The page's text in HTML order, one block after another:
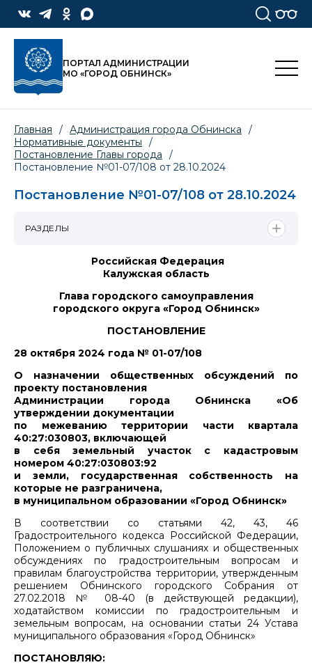
ПОРТАЛ АДМИНИСТРАЦИИ
МО «ГОРОД ОБНИНСК»
Главная / Администрация города Обнинска
/
Нормативные документы
/
Постановление Главы города
/
Постановление №01-07/108 от 28.10.2024
Постановление №01-07/108 от 28.10.2024
Российская Федерация
Калужская область
Глава городского самоуправления
городского округа «Город Обнинск»
ПОСТАНОВЛЕНИЕ
28 октября 2024 года № 01-07/108
О назначении общественных обсуждений по
проекту постановления
Администрации города Обнинска «Об
утверждении документации
по межеванию территории части квартала
40:27:030803, включающей
в себя земельный участок с кадастровым
номером 40:27:030803:92
и земли, государственная собственность на
которые не разграничена,
в муниципальном образовании «Город Обнинск»
В соответствии со статьями 42, 43, 46
Градостроительного кодекса Российской Федерации,
Положением о публичных слушаниях и общественных
обсуждениях по градостроительным вопросам и
правилам благоустройства территории, утвержденным
решением Обнинского городского Собрания от
27.02.2018 № 08-40 (в действующей редакции),
ходатайством комиссии по градостроительным и
земельным вопросам, на основании статьи 24 Устава
муниципального образования «Город Обнинск»
ПОСТАНОВЛЯЮ:
РАЗДЕЛЫ